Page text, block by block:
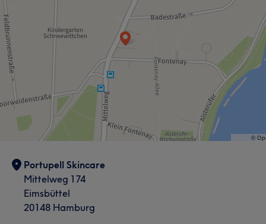
Portupell Skincare
Mittelweg 174
Eimsbüttel
20148 Hamburg